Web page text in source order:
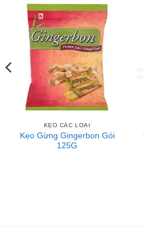
Fortadeck ván sàn
Tư vấn đầu tư chứng khoán
Dịch Vụ Đăng Ký Kinh Doanh
KẸO CÁC LOẠI
Kẹo Gừng Gingerbon Gói
125G